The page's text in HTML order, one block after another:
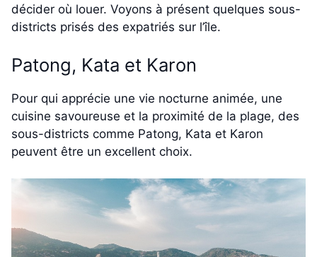
décider où louer. Voyons à présent quelques sous-
districts prisés des expatriés sur l’île.
Patong, Kata et Karon
Pour qui apprécie une vie nocturne animée, une
cuisine savoureuse et la proximité de la plage, des
sous-districts comme Patong, Kata et Karon
peuvent être un excellent choix.